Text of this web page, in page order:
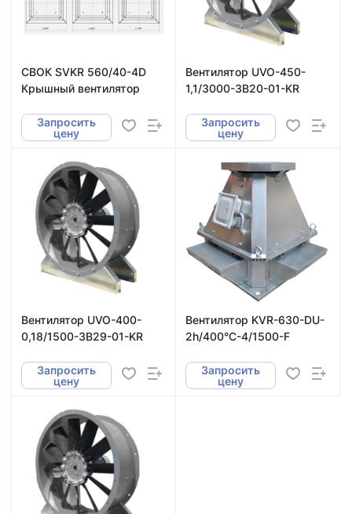
СВОК SVKR 560/40-4D
Крышный вентилятор
Запросить
цену
Вентилятор UVO-450-
1,1/3000-3В20-01-KR
Запросить
цену
Вентилятор UVO-400-
0,18/1500-3В29-01-KR
Запросить
цену
Вентилятор KVR-630-DU-
2h/400°С-4/1500-F
Запросить
цену